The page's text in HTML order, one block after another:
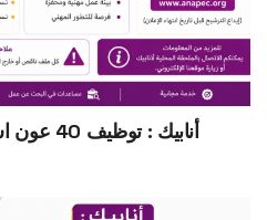
أنابيك : توظيف 40 عون استقبال بالرباط أكدال 2026